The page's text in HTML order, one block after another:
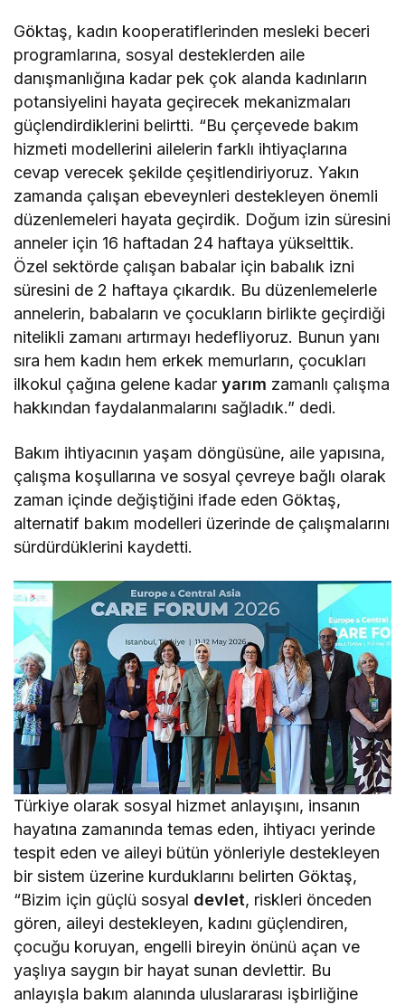
Göktaş, kadın kooperatiflerinden mesleki beceri
programlarına, sosyal desteklerden aile
danışmanlığına kadar pek çok alanda kadınların
potansiyelini hayata geçirecek mekanizmaları
güçlendirdiklerini belirtti. “Bu çerçevede bakım
hizmeti modellerini ailelerin farklı ihtiyaçlarına
cevap verecek şekilde çeşitlendiriyoruz. Yakın
zamanda çalışan ebeveynleri destekleyen önemli
düzenlemeleri hayata geçirdik. Doğum izin süresini
anneler için 16 haftadan 24 haftaya yükselttik.
Özel sektörde çalışan babalar için babalık izni
süresini de 2 haftaya çıkardık. Bu düzenlemelerle
annelerin, babaların ve çocukların birlikte geçirdiği
nitelikli zamanı artırmayı hedefliyoruz. Bunun yanı
sıra hem kadın hem erkek memurların, çocukları
ilkokul çağına gelene kadaryarım zamanlı çalışma
hakkından faydalanmalarını sağladık.” dedi.
Bakım ihtiyacının yaşam döngüsüne, aile yapısına,
çalışma koşullarına ve sosyal çevreye bağlı olarak
zaman içinde değiştiğini ifade eden Göktaş,
alternatif bakım modelleri üzerinde de çalışmalarını
sürdürdüklerini kaydetti.
Türkiye olarak sosyal hizmet anlayışını, insanın
hayatına zamanında temas eden, ihtiyacı yerinde
tespit eden ve aileyi bütün yönleriyle destekleyen
bir sistem üzerine kurduklarını belirten Göktaş,
“Bizim için güçlü sosyal devlet, riskleri önceden
gören, aileyi destekleyen, kadını güçlendiren,
çocuğu koruyan, engelli bireyin önünü açan ve
yaşlıya saygın bir hayat sunan devlettir. Bu
anlayışla bakım alanında uluslararası işbirliğine